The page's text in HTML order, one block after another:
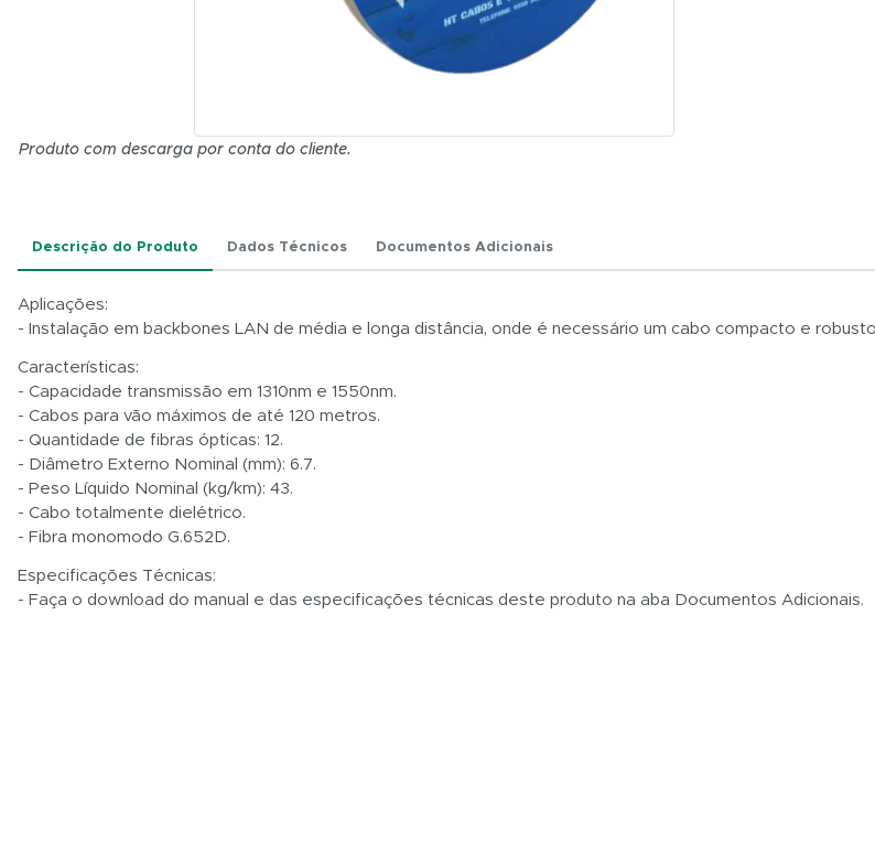
Produto com descarga por conta do cliente.
Descrição do Produto Dados Técnicos Documentos Adicionais
Aplicações:
- Instalação em backbones LAN de média e longa distância, onde é necessário um cabo compacto e
Características:
- Capacidade transmissão em 1310nm e 1550nm.
- Cabos para vão máximos de até 120 metros.
- Quantidade de fibras ópticas: 12.
- Diâmetro Externo Nominal (mm): 6.7.
- Peso Líquido Nominal (kg/km): 43.
- Cabo totalmente dielétrico.
- Fibra monomodo G.652D.
Especificações Técnicas:
- Faça o download do manual e das especificações técnicas deste produto na aba Documentos Adicionais.